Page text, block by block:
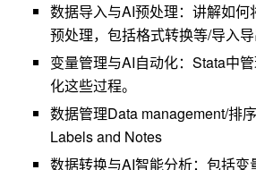
数据导入与AI预处理：讲解如
预处理，包括格式转换等/导入
变量管理与AI自动化：Stata中
化这些过程。
数据管理Data management/排
Labels and Notes
数据转换与AI智能分析：包括